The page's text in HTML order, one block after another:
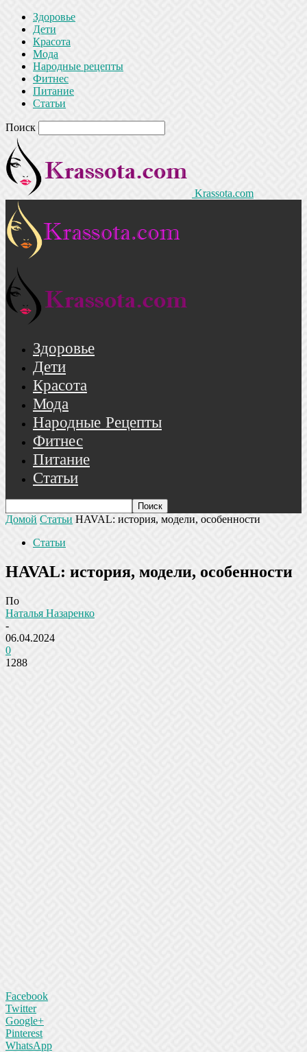
Здоровье
Дети
Красота
Мода
Народные рецепты
Фитнес
Питание
Статьи
Поиск
Krassota.com
Здоровье
Дети
Красота
Мода
Народные Рецепты
Фитнес
Питание
Статьи
Домой Статьи HAVAL: история, модели, особенности
Статьи
HAVAL: история, модели, особенности
По
Наталья Назаренко
-
06.04.2024
0
1288
Facebook
Twitter
Google+
Pinterest
WhatsApp